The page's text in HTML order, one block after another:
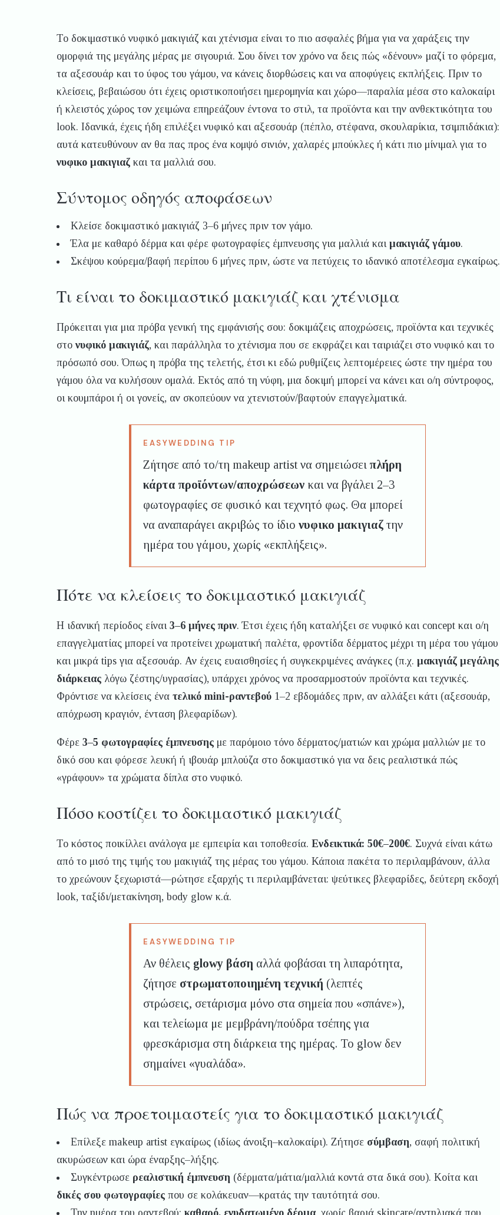
Το δοκιμαστικό νυφικό μακιγιάζ και χτένισμα είναι το πιο ασφαλές βήμα για να χαράξεις την
ομορφιά της μεγάλης μέρας με σιγουριά. Σου δίνει τον χρόνο να δεις πώς «δένουν» μαζί το φόρεμα,
τα αξεσουάρ και το ύφος του γάμου, να κάνεις διορθώσεις και να αποφύγεις εκπλήξεις. Πριν το
κλείσεις, βεβαιώσου ότι έχεις οριστικοποιήσει ημερομηνία και χώρο—παραλία μέσα στο καλοκαίρι
ή κλειστός χώρος τον χειμώνα επηρεάζουν έντονα το στιλ, τα προϊόντα και την ανθεκτικότητα του
look. Ιδανικά, έχεις ήδη επιλέξει νυφικό και αξεσουάρ (πέπλο, στέφανα, σκουλαρίκια, τσιμπιδάκια):
αυτά κατευθύνουν αν θα πας προς ένα κομψό σινιόν, χαλαρές μπούκλες ή κάτι πιο μίνιμαλ για το
νυφικο μακιγιαζ και τα μαλλιά σου.
Σύντομος οδηγός αποφάσεων
Κλείσε δοκιμαστικό μακιγιάζ 3–6 μήνες πριν τον γάμο.
Έλα με καθαρό δέρμα και φέρε φωτογραφίες έμπνευσης για μαλλιά και μακιγιάζ γάμου.
Σκέψου κούρεμα/βαφή περίπου 6 μήνες πριν, ώστε να πετύχεις το ιδανικό αποτέλεσμα εγκαίρως.
Τι είναι το δοκιμαστικό μακιγιάζ και χτένισμα
Πρόκειται για μια πρόβα γενική της εμφάνισής σου: δοκιμάζεις αποχρώσεις, προϊόντα και τεχνικές
στονυφικό μακιγιάζ, και παράλληλα το χτένισμα που σε εκφράζει και ταιριάζει στο νυφικό και το
πρόσωπό σου. Όπως η πρόβα της τελετής, έτσι κι εδώ ρυθμίζεις λεπτομέρειες ώστε την ημέρα του
γάμου όλα να κυλήσουν ομαλά. Εκτός από τη νύφη, μια δοκιμή μπορεί να κάνει και ο/η σύντροφος,
οι κουμπάροι ή οι γονείς, αν σκοπεύουν να χτενιστούν/βαφτούν επαγγελματικά.
Ζήτησε από το/τη makeup artist να σημειώσειπλήρη
κάρτα προϊόντων/αποχρώσεων και να βγάλει 2–3
φωτογραφίες σε φυσικό και τεχνητό φως. Θα μπορεί
να αναπαράγει ακριβώς το ίδιονυφικο μακιγιαζ την
ημέρα του γάμου, χωρίς «εκπλήξεις».
Πότε να κλείσεις το δοκιμαστικό μακιγιάζ
Η ιδανική περίοδος είναι 3–6 μήνες πριν. Έτσι έχεις ήδη καταλήξει σε νυφικό και concept και ο/η
επαγγελματίας μπορεί να προτείνει χρωματική παλέτα, φροντίδα δέρματος μέχρι τη μέρα του γάμου
και μικρά tips για αξεσουάρ. Αν έχεις ευαισθησίες ή συγκεκριμένες ανάγκες (π.χ. μακιγιάζ μεγάλης
διάρκειας λόγω ζέστης/υγρασίας), υπάρχει χρόνος να προσαρμοστούν προϊόντα και τεχνικές.
Φρόντισε να κλείσεις ένα τελικό mini-ραντεβού 1–2 εβδομάδες πριν, αν αλλάξει κάτι (αξεσουάρ,
απόχρωση κραγιόν, ένταση βλεφαρίδων).
Φέρε 3–5 φωτογραφίες έμπνευσης με παρόμοιο τόνο δέρματος/ματιών και χρώμα μαλλιών με το
δικό σου και φόρεσε λευκή ή ιβουάρ μπλούζα στο δοκιμαστικό για να δεις ρεαλιστικά πώς
«γράφουν» τα χρώματα δίπλα στο νυφικό.
Πόσο κοστίζει το δοκιμαστικό μακιγιάζ
Το κόστος ποικίλλει ανάλογα με εμπειρία και τοποθεσία. Ενδεικτικά: 50€–200€. Συχνά είναι κάτω
από το μισό της τιμής του μακιγιάζ της μέρας του γάμου. Κάποια πακέτα το περιλαμβάνουν, άλλα
το χρεώνουν ξεχωριστά—ρώτησε εξαρχής τι περιλαμβάνεται: ψεύτικες βλεφαρίδες, δεύτερη εκδοχή
look, ταξίδι/μετακίνηση, body glow κ.ά.
Αν θέλεις glowy βάση αλλά φοβάσαι τη λιπαρότητα,
ζήτησε στρωματοποιημένη τεχνική (λεπτές
στρώσεις, σετάρισμα μόνο στα σημεία που «σπάνε»),
και τελείωμα με μεμβράνη/πούδρα τσέπης για
φρεσκάρισμα στη διάρκεια της ημέρας. Το glow δεν
σημαίνει «γυαλάδα».
Πώς να προετοιμαστείς για το δοκιμαστικό μακιγιάζ
Επίλεξε makeup artist εγκαίρως (ιδίως άνοιξη–καλοκαίρι). Ζήτησε σύμβαση, σαφή πολιτική
ακυρώσεων και ώρα έναρξης–λήξης.
Συγκέντρωσε ρεαλιστική έμπνευση (δέρματα/μάτια/μαλλιά κοντά στα δικά σου). Κοίτα και
δικές σου φωτογραφίες που σε κολάκευαν—κρατάς την ταυτότητά σου.
Την ημέρα του ραντεβού: καθαρό, ενυδατωμένο δέρμα, χωρίς βαριά skincare/αντηλιακά που